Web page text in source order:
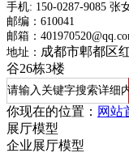
手机: 150-0287-9085 张
邮编：610041
邮箱：
地址： 成都市郫都区
谷26栋3楼
你现在的位置： 网站
展厅模型
企业展厅模型